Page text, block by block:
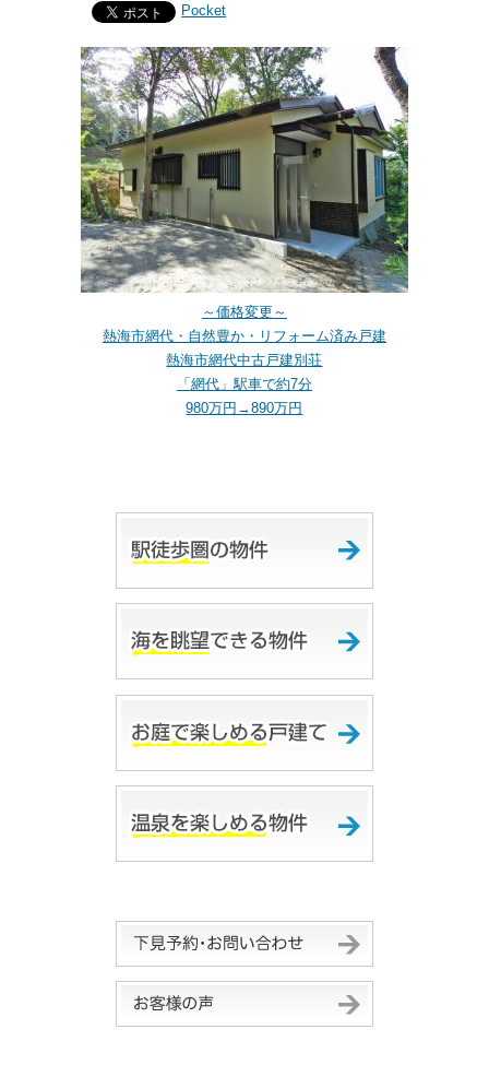
Pocket
～価格変更～
熱海市網代・自然豊か・リフォーム済み戸建
熱海市網代中古戸建別荘
「網代」駅車で約7分
980万円→890万円